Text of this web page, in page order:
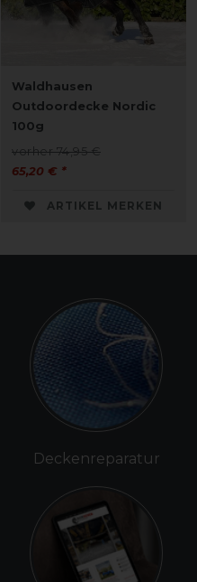
Waldhausen
Outdoordecke Nordic
100g
vorher 74,95 €
65,20 € *
ARTIKEL MERKEN
Deckenreparatur